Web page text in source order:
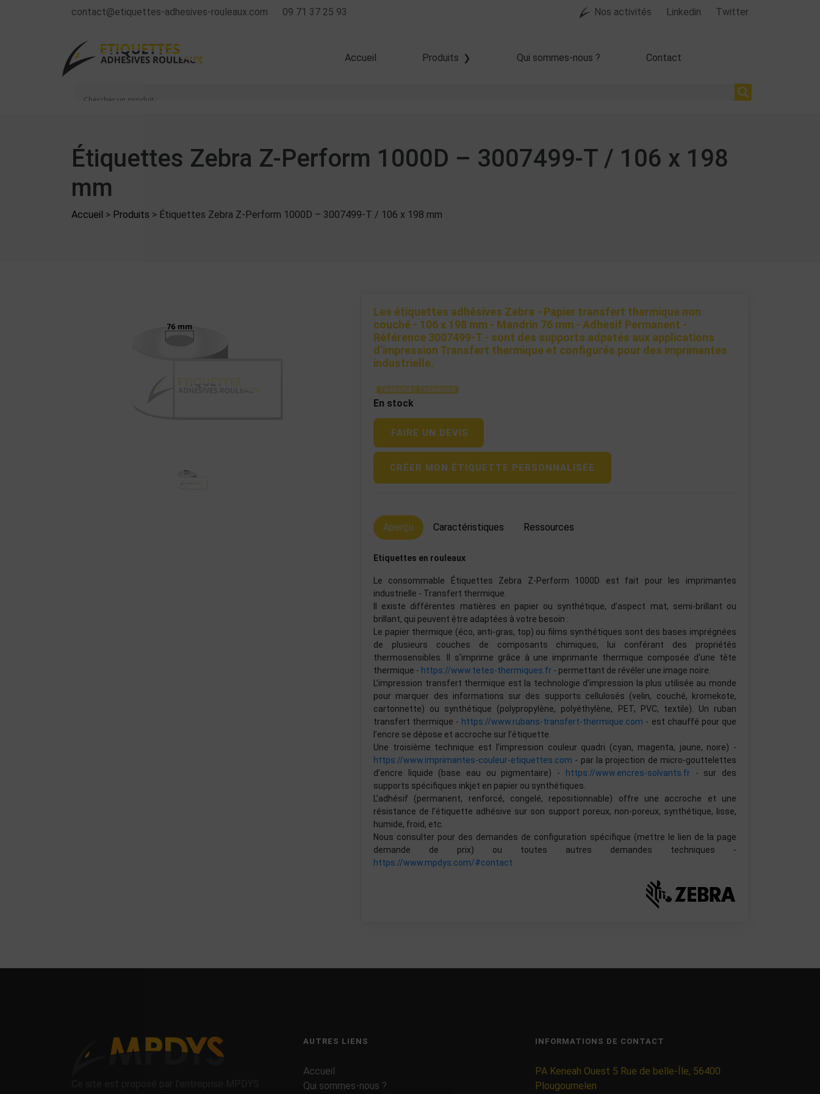
contact@etiquettes-adhesives-rouleaux.com 09 71 37 25 93 Nos activités Linkedin Twitter
Accueil Produits Qui sommes-nous ? Contact
Étiquettes Zebra Z-Perform 1000D – 3007499-T / 106 x 198
mm
Accueil > Produits > Étiquettes Zebra Z-Perform 1000D – 3007499-T / 106 x 198 mm
Les étiquettes adhésives Zebra - Papier transfert thermique non
couché - 106 x 198 mm - Mandrin 76 mm - Adhesif Permanent -
Référence 3007499-T - sont des supports adpatés aux applications
d’impression Transfert thermique et configurés pour des imprimantes
industrielle.
TRANSFERT THERMIQUE
En stock
FAIRE UN DEVIS
CRÉER MON ÉTIQUETTE PERSONNALISÉE
Aperçu Caractéristiques Ressources
Etiquettes en rouleaux
Le consommable Étiquettes Zebra Z-Perform 1000D est fait pour les imprimantes
industrielle - Transfert thermique.
Il existe différentes matières en papier ou synthétique, d’aspect mat, semi-brillant ou
brillant, qui peuvent être adaptées à votre besoin :
Le papier thermique (éco, anti-gras, top) ou films synthétiques sont des bases imprégnées
de plusieurs couches de composants chimiques, lui conférant des propriétés
thermosensibles. Il s'imprime grâce à une imprimante thermique composée d'une tête
thermique - https://www.tetes-thermiques.fr - permettant de révéler une image noire.
L’impression transfert thermique est la technologie d’impression la plus utilisée au monde
pour marquer des informations sur des supports cellulosés (velin, couché, kromekote,
cartonnette) ou synthétique (polypropylène, polyéthylène, PET, PVC, textile). Un ruban
transfert thermique - https://www.rubans-transfert-thermique.com - est chauffé pour que
l’encre se dépose et accroche sur l’étiquette.
Une troisième technique est l’impression couleur quadri (cyan, magenta, jaune, noire) -
https://www.imprimantes-couleur-etiquettes.com - par la projection de micro-gouttelettes
d’encre liquide (base eau ou pigmentaire) -
https://www.encres-solvants.fr- sur des
supports spécifiques inkjet en papier ou synthétiques.
L’adhésif (permanent, renforcé, congelé, repositionnable) offre une accroche et une
résistance de l’étiquette adhésive sur son support poreux, non-poreux, synthétique, lisse,
humide, froid, etc.
Nous consulter pour des demandes de configuration spécifique (mettre le lien de la page
demande de prix) ou toutes autres demandes techniques -
https://www.mpdys.com/#contact
AUTRES LIENS
Accueil
Qui sommes-nous ?
INFORMATIONS DE CONTACT
PA Keneah Ouest 5 Rue de belle-Île, 56400
Plougoumelen